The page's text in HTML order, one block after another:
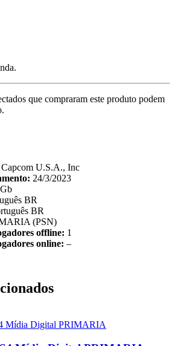
que compraram este produto podem
Capcom U.S.A., Inc
24/3/2023
BR
BR
(PSN)
offline: 1
online: –